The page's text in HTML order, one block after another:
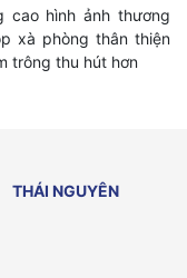
cao hình ảnh thương
xà phòng thân thiện
trông thu hút hơn
THÁI NGUYÊN